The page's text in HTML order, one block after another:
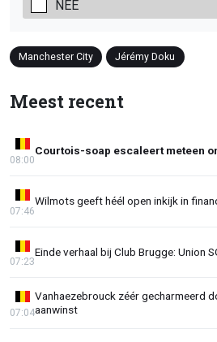
NEE
Manchester City Jérémy Doku
Meest recent
Courtois-soap escaleert meteen
08:00
Wilmots geeft héél open inkijk in
07:46
Einde verhaal bij Club Brugge: Union
07:23
Vanhaezebrouck zéér gecharmeerd
aanwinst
07:04